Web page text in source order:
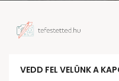
VEDD FEL VELÜNK A